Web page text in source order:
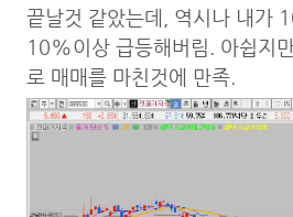
끝날것 같았는데, 역시나 내가
10%이상 급등해버림. 아쉽지
로 매매를 마친것에 만족.